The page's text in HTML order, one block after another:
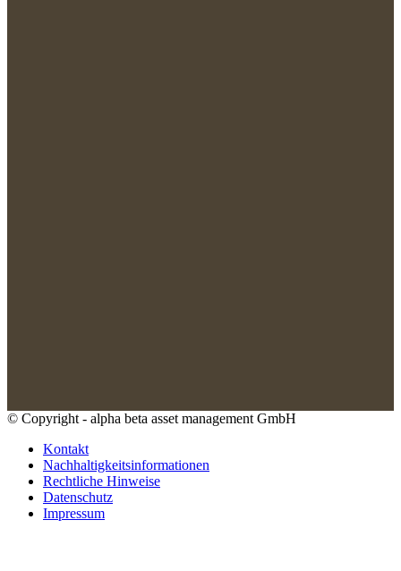
© Copyright - alpha beta asset management GmbH
Kontakt
Nachhaltigkeitsinformationen
Rechtliche Hinweise
Datenschutz
Impressum